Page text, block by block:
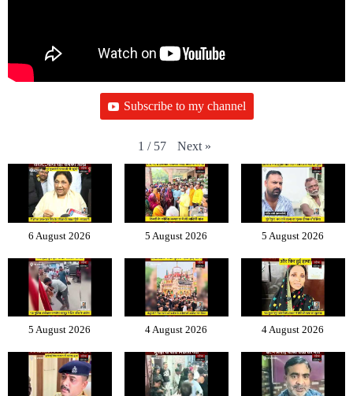
Subscribe to my channel
1 / 57 Next »
6 August 2026 5 August 2026 5 August 2026
5 August 2026 4 August 2026 4 August 2026